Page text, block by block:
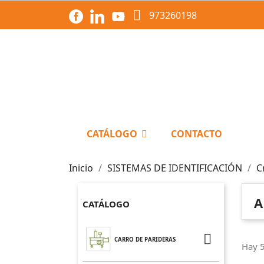
 973260198
CATÁLOGO CONTACTO
Inicio SISTEMAS DE IDENTIFICACIÓN
CATÁLOGO
CARRO DE PARIDERAS  Hay